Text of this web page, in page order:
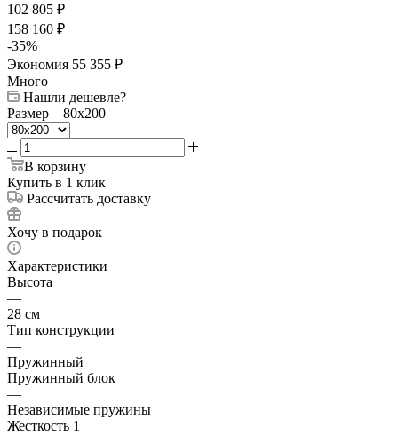
102 805 ₽
158 160 ₽
-35%
Экономия 55 355 ₽
Много
Нашли дешевле?
Размер—80x200
В корзину
Купить в 1 клик
Рассчитать доставку
Хочу в подарок
Характеристики
Высота
—
28 см
Тип конструкции
—
Пружинный
Пружинный блок
—
Независимые пружины
Жесткость 1